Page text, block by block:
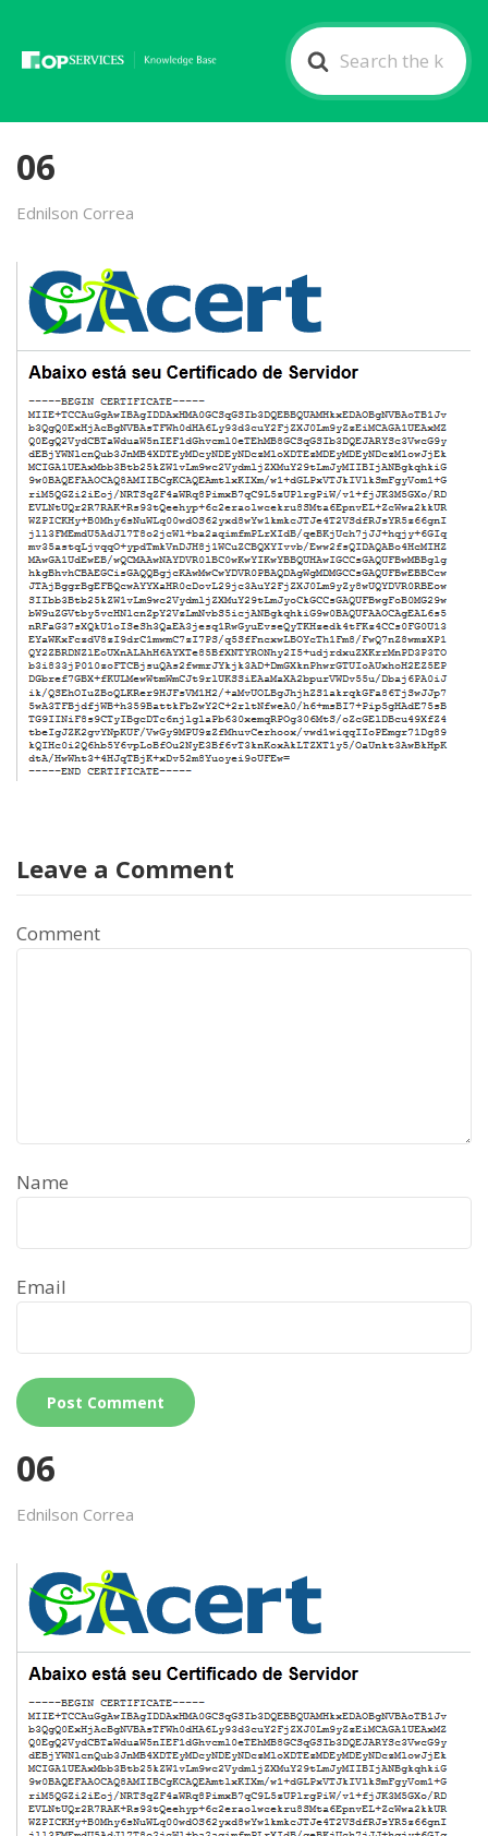
Search
For
06
Ednilson Correa
Leave a Comment
Comment
Name
Email
06
Ednilson Correa